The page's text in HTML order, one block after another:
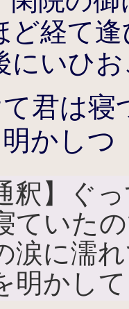
ど経て
にいひ
君は
かしつ
釈】ぐ
ていた
涙に濡
明かし